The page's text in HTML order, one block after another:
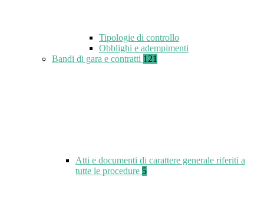
Tipologie di controllo
Obblighi e adempimenti
Bandi di gara e contratti 121
Atti e documenti di carattere generale riferiti a
tutte le procedure 5